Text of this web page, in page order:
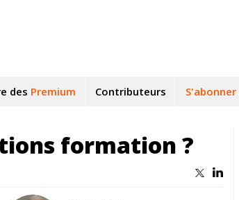
des Premium Contributeurs S'abonner
formation ?